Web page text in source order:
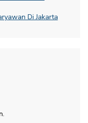
Di Jakarta